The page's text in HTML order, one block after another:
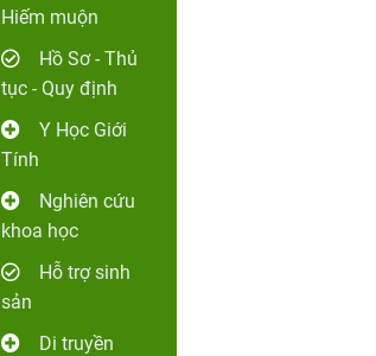
Hiếm muộn
Hồ Sơ - Thủ
tục - Quy định
Y Học Giới
Tính
Nghiên cứu
khoa học
Hỗ trợ sinh
sản
Di truyền